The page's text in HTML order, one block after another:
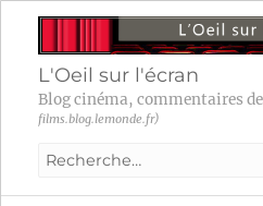
L'Oeil sur l'écran
Blog cinéma, commentaires
films.blog.lemonde.fr)
Recherche